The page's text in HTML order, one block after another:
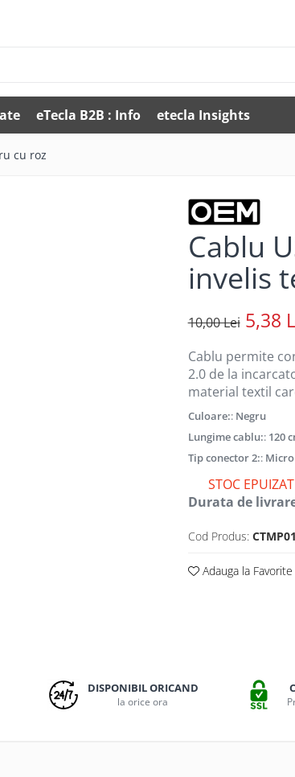
eTecla B2B : Info etecla Insights
cu roz
Cablu
invelis
10,00 Lei 5,38
Cablu permite
2.0 de la
material textil
Culoare:: Negru
Lungime cablu:: 120
Tip conector 2:: Micro
STOC EPUIZAT
Durata de
Cod Produs: CTMP01
Adauga la Favorite
DISPONIBIL ORICAND
la orice ora